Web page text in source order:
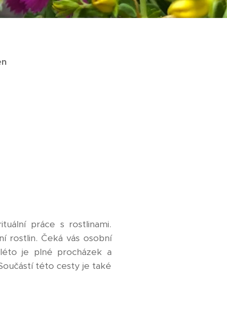
práce s rostlinami.
rostlin. Čeká vás osobní
je plné procházek a
této cesty je také